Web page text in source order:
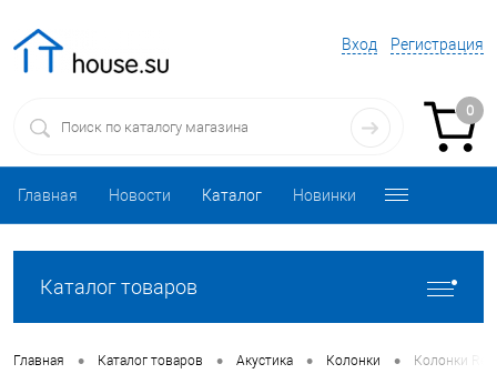
Вход Регистрация
0
Главная Новости Каталог Новинки
Каталог товаров
Главная • Каталог товаров • Акустика • Колонки • Колонки